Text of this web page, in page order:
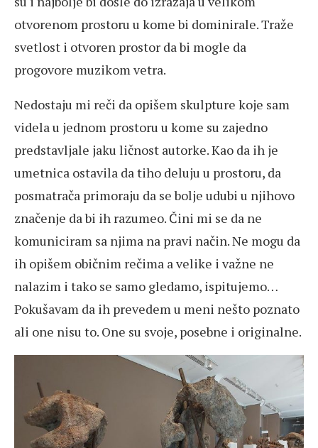
otvorenom prostoru u kome bi dominirale. Traže
svetlost i otvoren prostor da bi mogle da
progovore muzikom vetra.
Nedostaju mi reči da opišem skulpture koje sam
videla u jednom prostoru u kome su zajedno
predstavljale jaku ličnost autorke. Kao da ih je
umetnica ostavila da tiho deluju u prostoru, da
posmatrača primoraju da se bolje udubi u njihovo
značenje da bi ih razumeo. Čini mi se da ne
komuniciram sa njima na pravi način. Ne mogu da
ih opišem običnim rečima a velike i važne ne
nalazim i tako se samo gledamo, ispitujemo…
Pokušavam da ih prevedem u meni nešto poznato
ali one nisu to. One su svoje, posebne i originalne.